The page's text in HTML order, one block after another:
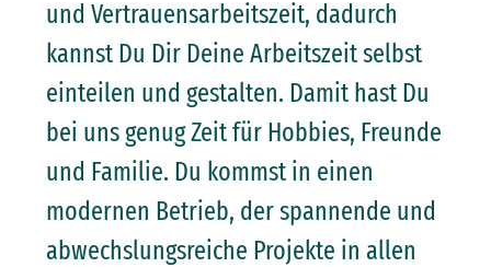
und Vertrauensarbeitszeit, dadurch
kannst Du Dir Deine Arbeitszeit selbst
einteilen und gestalten. Damit hast Du
bei uns genug Zeit für Hobbies, Freunde
und Familie. Du kommst in einen
modernen Betrieb, der spannende und
abwechslungsreiche Projekte in allen